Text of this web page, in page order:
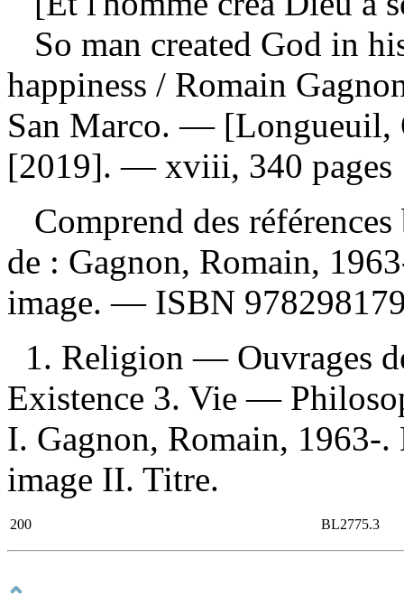
So man created God in
happiness / Romain
San Marco. — [Longueuil,
[2019]. — xviii, 340 pages
Comprend des
de : Gagnon, Romain,
image. — ISBN
1. Religion — Ouvrages
Existence 3. Vie —
I. Gagnon, Romain, 1963-.
image II. Titre.
200 BL2775.3